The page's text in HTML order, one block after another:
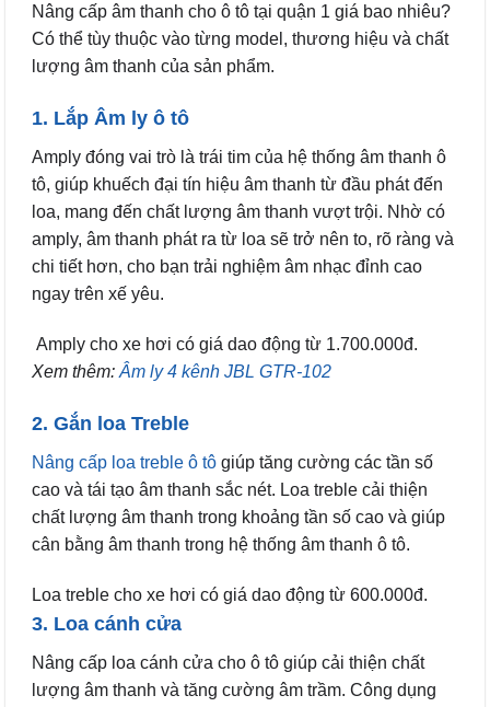
Nâng cấp âm thanh cho ô tô tại quận 1 giá bao nhiêu?
Có thể tùy thuộc vào từng model, thương hiệu và chất
lượng âm thanh của sản phẩm.
1. Lắp Âm ly ô tô
Amply đóng vai trò là trái tim của hệ thống âm thanh ô
tô, giúp khuếch đại tín hiệu âm thanh từ đầu phát đến
loa, mang đến chất lượng âm thanh vượt trội. Nhờ có
amply, âm thanh phát ra từ loa sẽ trở nên to, rõ ràng và
chi tiết hơn, cho bạn trải nghiệm âm nhạc đỉnh cao
ngay trên xế yêu.
Amply cho xe hơi có giá dao động từ 1.700.000đ.
Xem thêm: Âm ly 4 kênh JBL GTR-102
2. Gắn loa Treble
Nâng cấp loa treble ô tô giúp tăng cường các tần số
cao và tái tạo âm thanh sắc nét. Loa treble cải thiện
chất lượng âm thanh trong khoảng tần số cao và giúp
cân bằng âm thanh trong hệ thống âm thanh ô tô.
Loa treble cho xe hơi có giá dao động từ 600.000đ.
3. Loa cánh cửa
Nâng cấp loa cánh cửa cho ô tô giúp cải thiện chất
lượng âm thanh và tăng cường âm trầm. Công dụng